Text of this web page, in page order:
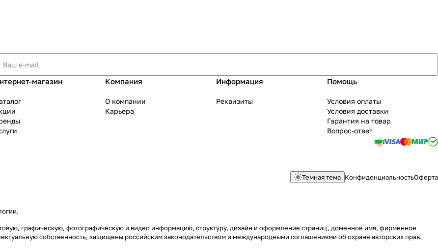
магазин Компания
О компании
Карьера
Информация
Реквизиты
Помощь
Условия оплаты
Условия доставки
Гарантия на товар
Вопрос-ответ
Темная тема КонфиденциальностьОферта
.
графическую, фотографическую и видео информацию, структуру, дизайн и оформление страниц, доменное имя, фирменное
собственность, защищены российским законодательством и международными соглашениями об охране авторских прав.